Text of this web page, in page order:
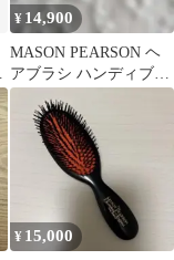
¥ 14,900
MASON PEARSON ヘ
アブラシ ハンディブリ
ッスルB3 ダークルビー
¥ 15,000